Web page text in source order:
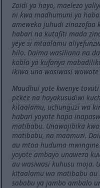
Zaidi ya hayo, maelezo
ni kwa madhumuni ya
ameweka juhudi
habari na kutafiti mada
yeye si mtaalamu
hilo. Daima wasiliana na
kabla ya kufanya
ikiwa una wasiwasi
Maudhui yote kwenye
pekee na hayakusudiwi
kitaalamu, uchunguzi wa
habari yoyote hapa
matibabu. Unawajibika
matibabu, na maamuzi.
au mtoa huduma
yoyote ambayo unaweza
au wasiwasi kuhusu moja.
kitaalamu wa matibabu au
sababu ya jambo ambalo